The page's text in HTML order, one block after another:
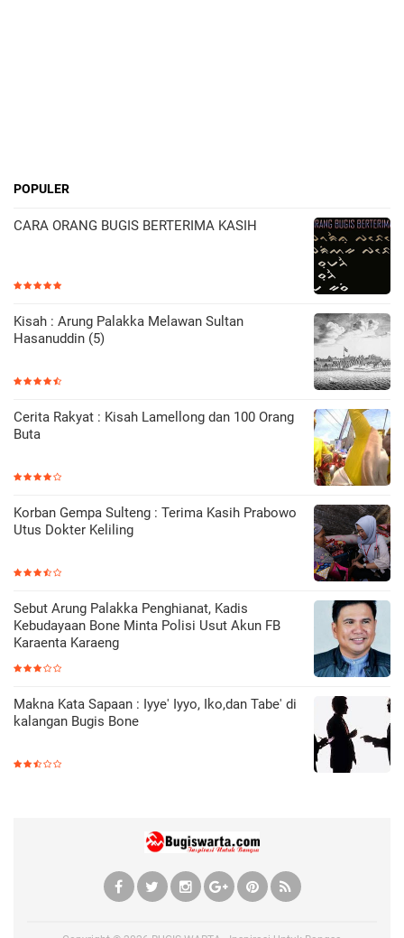
POPULER
CARA ORANG BUGIS BERTERIMA KASIH
Kisah : Arung Palakka Melawan Sultan
Hasanuddin (5)
Cerita Rakyat : Kisah Lamellong dan 100 Orang
Buta
Korban Gempa Sulteng : Terima Kasih Prabowo
Utus Dokter Keliling
Sebut Arung Palakka Penghianat, Kadis
Kebudayaan Bone Minta Polisi Usut Akun FB
Karaenta Karaeng
Makna Kata Sapaan : Iyye' Iyyo, Iko,dan Tabe' di
kalangan Bugis Bone